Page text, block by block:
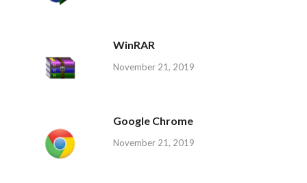
WinRAR
November 21, 2019
Google Chrome
November 21, 2019